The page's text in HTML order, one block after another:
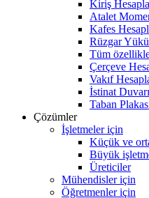
Kiriş
Atalet
Kafes
Rüzgar Yükü
Tüm
Çerçeve
Vakıf
İstinat
Taban
Çözümler
İşletmeler için
Küçük ve
Büyük
Üreticiler
Mühendisler için
Öğretmenler için